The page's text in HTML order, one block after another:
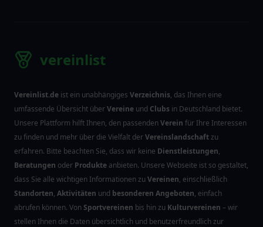
vereinlist
Vereinlist.de ist ein unabhängiges Verzeichnis, das Ihnen eine
umfassende Übersicht überVereine und Clubs in Deutschland bietet.
Unsere Plattform hilft Ihnen, den passendenVerein für Ihre Interessen
zu finden und mehr über die Vielfalt derVereinslandschaftzu
erfahren. Bitte beachten Sie, dass wir keine Dienstleistungen,
Beratungen oder Produkte anbieten. Unsere Webseite ist so gestaltet,
dass Sie alle wichtigen Informationen zu Vereinen, einschließlich
Standorten, Aktivitäten und besonderen Angeboten, einfach
abrufen können. VonSportvereinen bis hin zu Kulturvereinen – wir
stellen Ihnen die Daten übersichtlich und benutzerfreundlich zur